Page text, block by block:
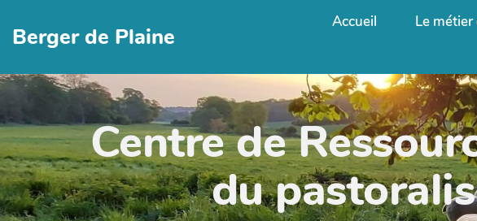
Berger de Plaine
Accueil Le
Centre de
du